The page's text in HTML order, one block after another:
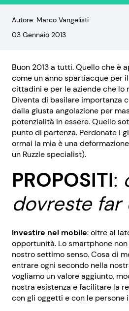
Autore: Marco Vangelisti
03 Gennaio 2013
Buon 2013 a tutti. Quello che è
come un anno spartiacque per
cittadini e per le aziende che lo
Diventa di basilare importanza
dalla giusta angolazione per
potenzialità in essere. Quello
punto di partenza. Perdonate i
ormai la mia è una
un Ruzzle specialist).
PROPOSITI:
dovreste far
Investire nel mobile: oltre al
opportunità. Lo smartphone non
nostro settimo senso. Cosa di
entrare ogni secondo nella
vogliamo un valore aggiunto,
nostra esistenza e facilitare la
con gli oggetti e con le persone